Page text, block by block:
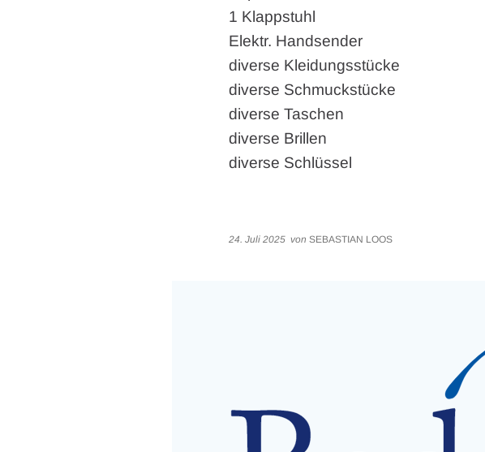
1 Klappstuhl
Elektr. Handsender
diverse Kleidungsstücke
diverse Schmuckstücke
diverse Taschen
diverse Brillen
diverse Schlüssel
24. Juli 2025 von SEBASTIAN LOOS